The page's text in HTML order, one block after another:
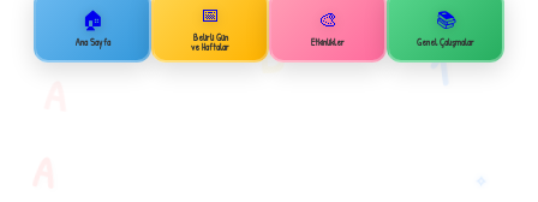
B
✧
🏠
Ana Sayfa
📅
Belirli Gün
ve Haftalar
🎨
Etkinlikler
📚
Genel Çalışmalar
1